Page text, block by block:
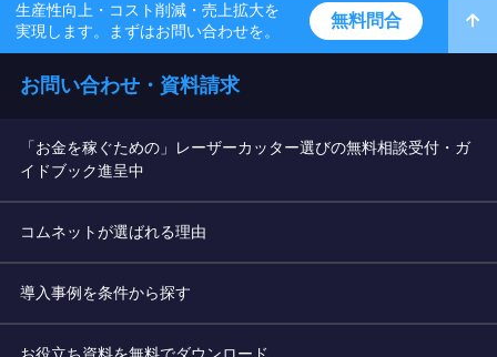
生産性向上・コスト削減・売上拡大を
実現します。まずはお問い合わせを。
無料問合
お問い合わせ・資料請求
「お金を稼ぐための」レーザーカッター選びの無料相談受付・ガ
イドブック進呈中
コムネットが選ばれる理由
導入事例を条件から探す